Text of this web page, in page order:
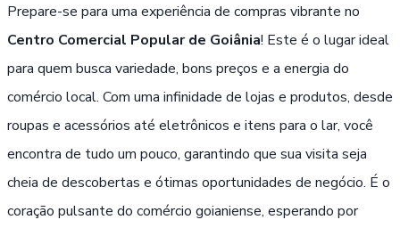
Prepare-se para uma experiência de compras vibrante no
Centro Comercial Popular de Goiânia! Este é o lugar ideal
para quem busca variedade, bons preços e a energia do
comércio local. Com uma infinidade de lojas e produtos, desde
roupas e acessórios até eletrônicos e itens para o lar, você
encontra de tudo um pouco, garantindo que sua visita seja
cheia de descobertas e ótimas oportunidades de negócio. É o
coração pulsante do comércio goianiense, esperando por